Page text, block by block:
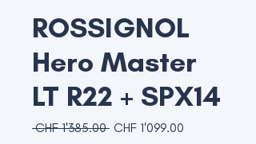
ROSSIGNOL
Hero Master
LT R22 + SPX14
CHF 1'385.00 Standardpreis
CHF 1'099.00